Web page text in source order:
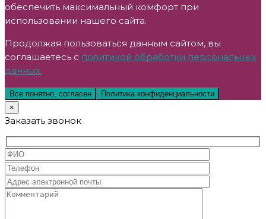
обеспечить максимальный комфорт при
использовании нашего сайта.
Продолжая пользоваться данным сайтом, вы
соглашаетесь с политикой обработки персональных
данных.
Все понятно, согласен
Политика конфиденциальности
×
Заказать звонок